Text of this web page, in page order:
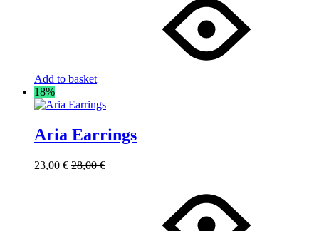
Add to basket
18%
Aria Earrings
23,00 € 28,00€